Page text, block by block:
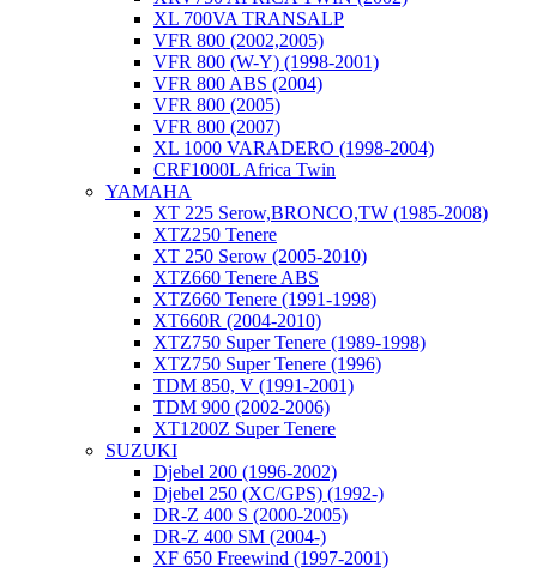
XL 700VA TRANSALP
VFR 800 (2002,2005)
VFR 800 (W-Y) (1998-2001)
VFR 800 ABS (2004)
VFR 800 (2005)
VFR 800 (2007)
XL 1000 VARADERO (1998-2004)
CRF1000L Africa Twin
YAMAHA
XT 225 Serow,BRONCO,TW (1985-2008)
XTZ250 Tenere
XT 250 Serow (2005-2010)
XTZ660 Tenere ABS
XTZ660 Tenere (1991-1998)
XT660R (2004-2010)
XTZ750 Super Tenere (1989-1998)
XTZ750 Super Tenere (1996)
TDM 850, V (1991-2001)
TDM 900 (2002-2006)
XT1200Z Super Tenere
SUZUKI
Djebel 200 (1996-2002)
Djebel 250 (XC/GPS) (1992-)
DR-Z 400 S (2000-2005)
DR-Z 400 SM (2004-)
XF 650 Freewind (1997-2001)